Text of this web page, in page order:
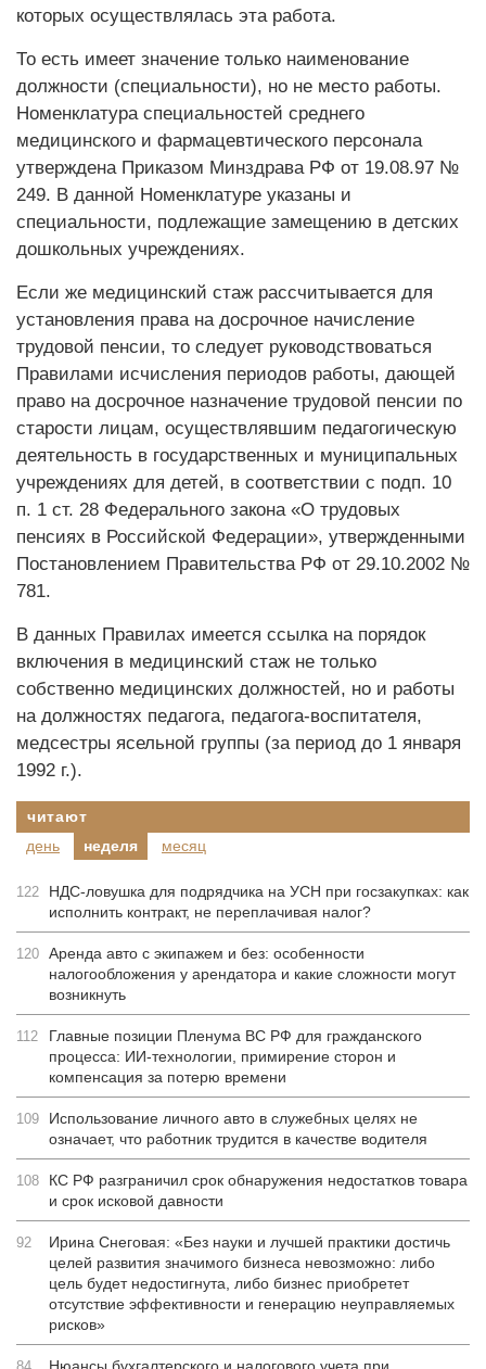
которых осуществлялась эта работа.
То есть имеет значение только наименование
должности (специальности), но не место работы.
Номенклатура специальностей среднего
медицинского и фармацевтического персонала
утверждена Приказом Минздрава РФ от 19.08.97 №
249. В данной Номенклатуре указаны и
специальности, подлежащие замещению в детских
дошкольных учреждениях.
Если же медицинский стаж рассчитывается для
установления права на досрочное начисление
трудовой пенсии, то следует руководствоваться
Правилами исчисления периодов работы, дающей
право на досрочное назначение трудовой пенсии по
старости лицам, осуществлявшим педагогическую
деятельность в государственных и муниципальных
учреждениях для детей, в соответствии с подп. 10
п. 1 ст. 28 Федерального закона «О трудовых
пенсиях в Российской Федерации», утвержденными
Постановлением Правительства РФ от 29.10.2002 №
781.
В данных Правилах имеется ссылка на порядок
включения в медицинский стаж не только
собственно медицинских должностей, но и работы
на должностях педагога, педагога-воспитателя,
медсестры ясельной группы (за период до 1 января
1992 г.).
читают
день
неделя месяц
122
НДС-ловушка для подрядчика на УСН при госзакупках: как
исполнить контракт, не переплачивая налог?
120 Аренда авто с экипажем и без: особенности
налогообложения у арендатора и какие сложности могут
возникнуть
112
Главные позиции Пленума ВС РФ для гражданского
процесса: ИИ-технологии, примирение сторон и
компенсация за потерю времени
109
Использование личного авто в служебных целях не
означает, что работник трудится в качестве водителя
108
КС РФ разграничил срок обнаружения недостатков товара
и срок исковой давности
92
Ирина Снеговая: «Без науки и лучшей практики достичь
целей развития значимого бизнеса невозможно: либо
цель будет недостигнута, либо бизнес приобретет
отсутствие эффективности и генерацию неуправляемых
рисков»